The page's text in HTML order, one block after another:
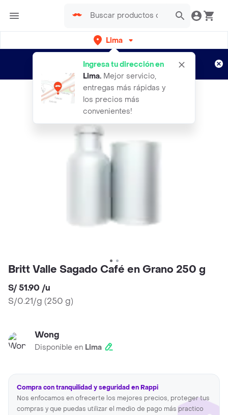
Lima
Ingresa tu dirección en
Lima. Mejor servicio,
entregas más rápidas y
los precios más
convenientes!
envíos gratis por semanas
Aplican TyC
Britt Valle Sagado Café en Grano 250 g
S/ 51.90 /u
S/0.21/g (250 g)
Wong
Disponible en Lima
Compra con tranquilidad y seguridad en Rappi
Nos enfocamos en ofrecerte los mejores precios, proteger tus
compras y que puedas utilizar el medio de pago más practico